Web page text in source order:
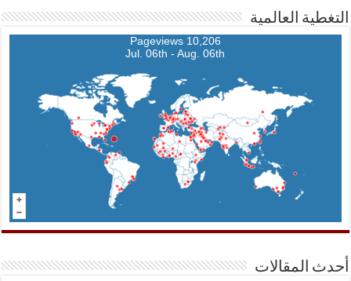
التغطية العالمية
10,206 Pageviews
Jul. 06th - Aug. 06th
أحدث المقالات